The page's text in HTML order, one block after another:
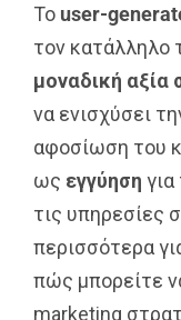
Το user-
τον κατάλληλο
μοναδική αξία
να ενισχύσει
αφοσίωση του
ως εγγύηση
τις υπηρεσίες
περισσότερα
πώς μπορείτε
marketing